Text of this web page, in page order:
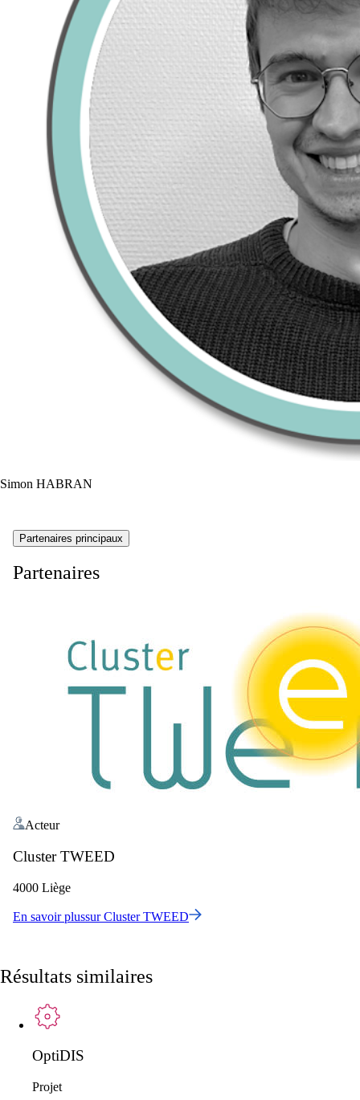
Simon HABRAN
Partenaires principaux
Partenaires
Acteur
Cluster TWEED
4000 Liège
En savoir plussurCluster TWEED
Résultats similaires
OptiDIS
Projet